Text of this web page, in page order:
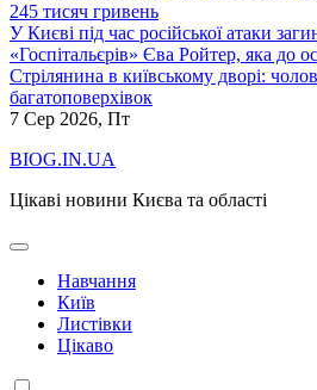
245 тисяч гривень
У Києві під час російської атаки
«Госпітальєрів» Єва Ройтер, яка до
Стрілянина в київському дворі:
багатоповерхівок
7 Сер 2026, Пт
BIOG.IN.UA
Цікаві новини Києва та області
Навчання
Київ
Листівки
Цікаво